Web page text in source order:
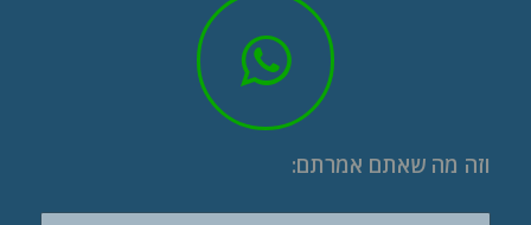
וזה מה שאתם אמרתם: